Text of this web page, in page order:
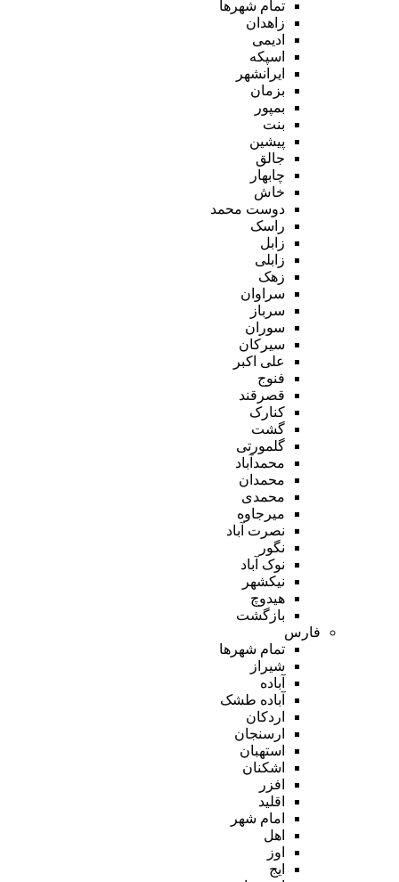
تمام شهر‌ها
زاهدان
ادیمی
اسپکه
ایرانشهر
بزمان
بمپور
بنت
پیشین
جالق
چابهار
خاش
دوست محمد
راسک
زابل
زابلی
زهک
سراوان
سرباز
سوران
سیرکان
علی اکبر
فنوج
قصرقند
کنارک
گشت
گلمورتی
محمدآباد
محمدان
محمدی
میرجاوه
نصرت آباد
نگور
نوک آباد
نیکشهر
هیدوچ
بازگشت
فارس
تمام شهر‌ها
شیراز
آباده
آباده طشک
اردکان
ارسنجان
استهبان
اشکنان
افزر
اقلید
امام شهر
اهل
اوز
ایج